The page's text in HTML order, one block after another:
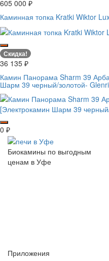
605 000 ₽
Каминная топка Kratki Wiktor
Скидка!
36 135 ₽
Камин Панорама Sharm 39
Шарм 39 черный/золотой-
0 ₽
Биокамины по выгодным
ценам в Уфе
Приложения